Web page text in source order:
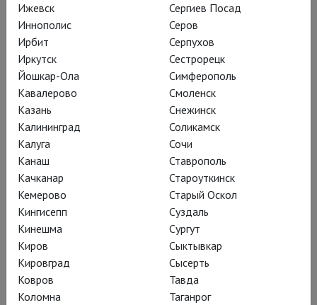
« То так, то пятак, то так, то пятак, то
Ижевск
Иннополис
Ирбит
Иркутск
Йошкар-Ола
Кавалерово
Казань
Калининград
Калуга
Канаш
Качканар
Кемерово
Кингисепп
Кинешма
Киров
Кировград
Ковров
Коломна
Сергиев Посад
Серов
Серпухов
Сестрорецк
Симферополь
Смоленск
Снежинск
Соликамск
Сочи
Ставрополь
Староуткинск
Старый Оскол
Суздаль
Сургут
Сыктывкар
Сысерть
Тавда
Таганрог